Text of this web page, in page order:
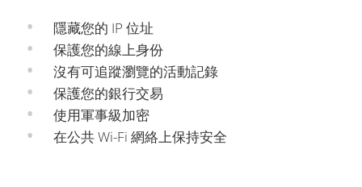
隱藏您的 IP 位址
保護您的線上身份
沒有可追蹤瀏覽的活動記錄
保護您的銀行交易
使用軍事級加密
在公共 Wi-Fi 網絡上保持安全